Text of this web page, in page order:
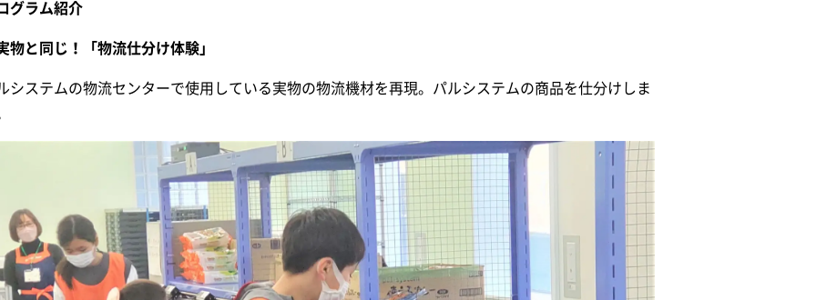
グラム紹介
物と同じ！「物流仕分け体験」
システムの物流センターで使用している実物の物流機材を再現。パルシステムの商品を仕分けしま